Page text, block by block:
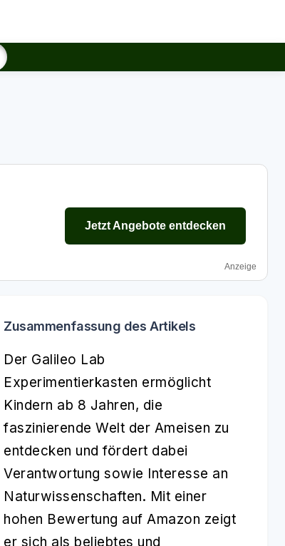
Jetzt Angebote entdecken
Anzeige
Zusammenfassung des Artikels
Der Galileo Lab
Experimentierkasten ermöglicht
Kindern ab 8 Jahren, die
faszinierende Welt der Ameisen zu
entdecken und fördert dabei
Verantwortung sowie Interesse an
Naturwissenschaften. Mit einer
hohen Bewertung auf Amazon zeigt
er sich als beliebtes und